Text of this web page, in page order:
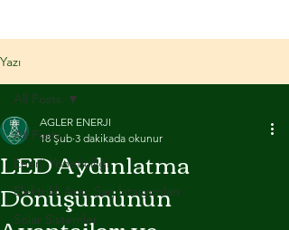
Yazı
All Posts
Enerji Yöneticiliği
Elektrikli Araç Şarj İstasyonları
Solar Sistemler
All Posts
LED Aydınlatma
Dönüşümünün
AGLER ENERJI
18 Şub 3 dakikada okunur